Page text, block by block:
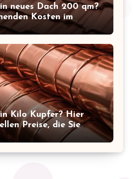
neues Dach 200 qm?
Kosten im
Kilo Kupfer? Hier
Preise, die Sie